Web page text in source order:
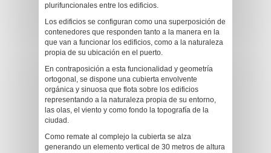
plurifuncionales entre los edificios.
Los edificios se configuran como una superposición de
contenedores que responden tanto a la manera en la
que van a funcionar los edificios, como a la naturaleza
propia de su ubicación en el puerto.
En contraposición a esta funcionalidad y geometría
ortogonal, se dispone una cubierta envolvente
orgánica y sinuosa que flota sobre los edificios
representando a la naturaleza propia de su entorno,
las olas, el viento y como fondo la topografía de la
ciudad.
Como remate al complejo la cubierta se alza
generando un elemento vertical de 30 metros de altura